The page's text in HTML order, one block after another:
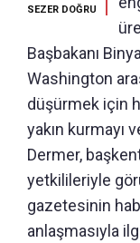
SEZER DOĞRU
Başbakanı
Washington
düşürmek için
yakın kurmayı
Dermer,
yetkilileriyle
gazetesinin
anlaşmasıyla